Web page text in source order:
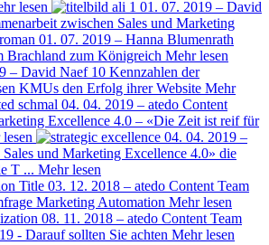
lesen
01. 07. 2019 – David
zwischen Sales und Marketing
01. 07. 2019 – Hanna Blumenrath
Brachland zum Königreich Mehr lesen
– David Naef 10 Kennzahlen der
KMUs den Erfolg ihrer Website Mehr
04. 04. 2019 – atedo Content
Excellence 4.0 – «Die Zeit ist reif für
04. 04. 2019 –
und Marketing Excellence 4.0» die
T ... Mehr lesen
03. 12. 2018 – atedo Content Team
Marketing Automation Mehr lesen
08. 11. 2018 – atedo Content Team
- Darauf sollten Sie achten Mehr lesen